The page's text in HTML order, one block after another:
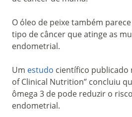
O óleo de peixe também
tipo de câncer que atinge as
endometrial.
Um estudo científico publicado
of Clinical Nutrition” concluiu
ômega 3 de pode reduzir o
endometrial.